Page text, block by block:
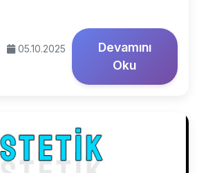
05.10.2025
Devamını
Oku